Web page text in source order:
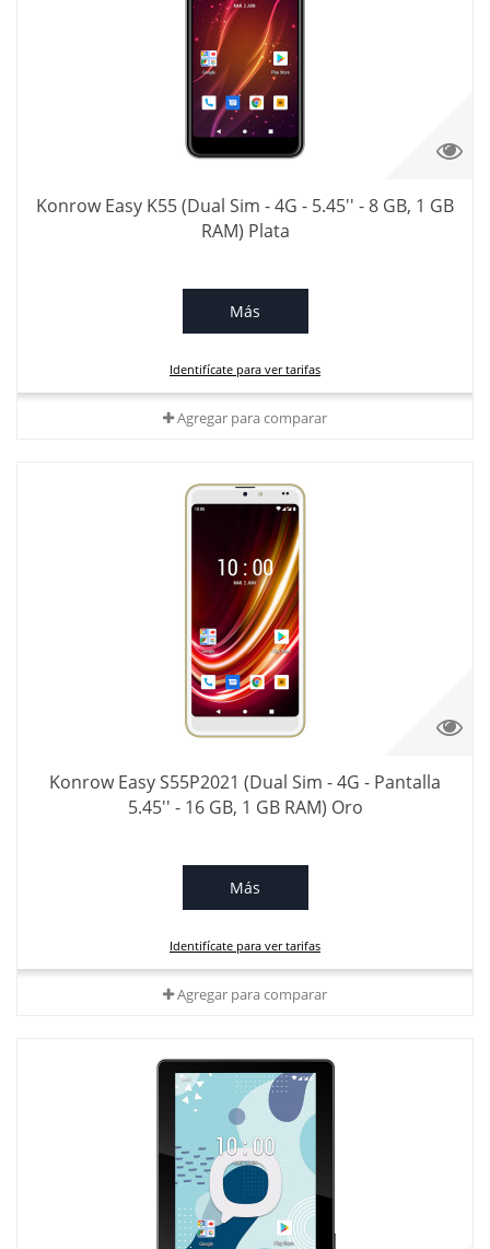
Konrow Easy K55 (Dual Sim - 4G - 5.45'' - 8 GB, 1 GB
RAM) Plata
Más
Identifícate para ver tarifas
Agregar para comparar
Konrow Easy S55P2021 (Dual Sim - 4G - Pantalla
5.45'' - 16 GB, 1 GB RAM) Oro
Más
Identifícate para ver tarifas
Agregar para comparar